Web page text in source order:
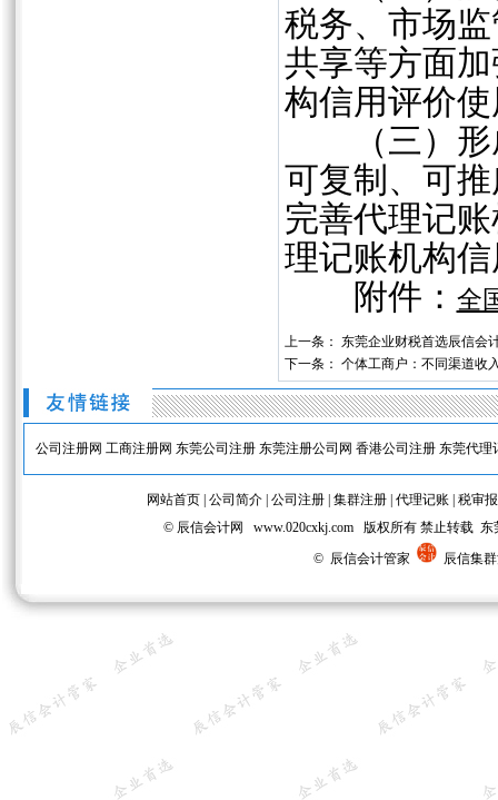
税务、市场
共享等方面
构信用评价
（三）形成
可复制、可
完善代理记
理记账机构
附件： 全
上一条： 东莞企业财税首选辰信会
下一条： 个体工商户：不同渠道收
公司注册网 工商注册网 东莞公司注册 东莞注册公司网 香港公司注册 东莞代理
网站首页 公司简介 公司注册 集群注册 代理记账 税审
© 辰信会计网 www.020cxkj.com 版权所有 禁止转载
© 辰信会计管家
辰信集